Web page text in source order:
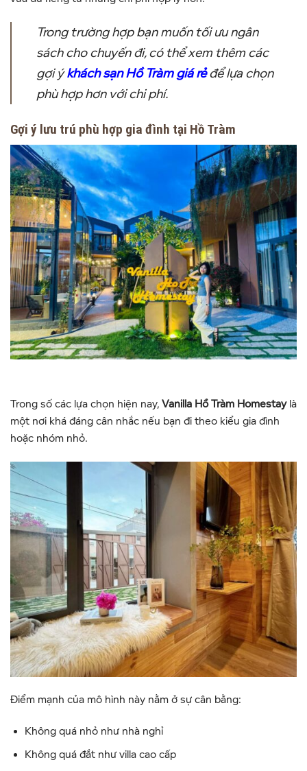
Trong trường hợp bạn muốn tối ưu ngân
sách cho chuyến đi, có thể xem thêm các
gợi ýkhách sạn Hồ Tràm giá rẻđể lựa chọn
phù hợp hơn với chi phí.
Gợi ý lưu trú phù hợp gia đình tại Hồ Tràm
Trong số các lựa chọn hiện nay, Vanilla Hồ Tràm Homestaylà
một nơi khá đáng cân nhắc nếu bạn đi theo kiểu gia đình
hoặc nhóm nhỏ.
Điểm mạnh của mô hình này nằm ở sự cân bằng:
Không quá nhỏ như nhà nghỉ
Không quá đắt như villa cao cấp